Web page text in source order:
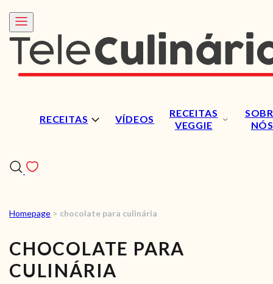
RECEITAS VÍDEOS
RECEITAS
VEGGIE
NÓS
RECEITAS
VÍDEOS
RECEITAS VEGGIE
Homepage > chocolate para culinária
CHOCOLATE PARA
CULINÁRIA